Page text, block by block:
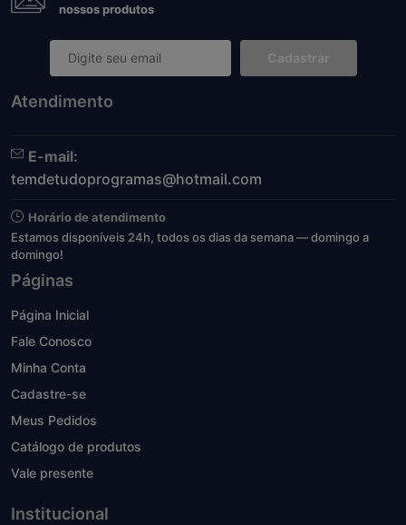
nossos produtos
Cadastrar
Atendimento
E-mail:
temdetudoprogramas@hotmail.com
Horário de atendimento
Estamos disponíveis 24h, todos os dias da semana — domingo a
domingo!
Páginas
Página Inicial
Fale Conosco
Minha Conta
Cadastre-se
Meus Pedidos
Catálogo de produtos
Vale presente
Institucional